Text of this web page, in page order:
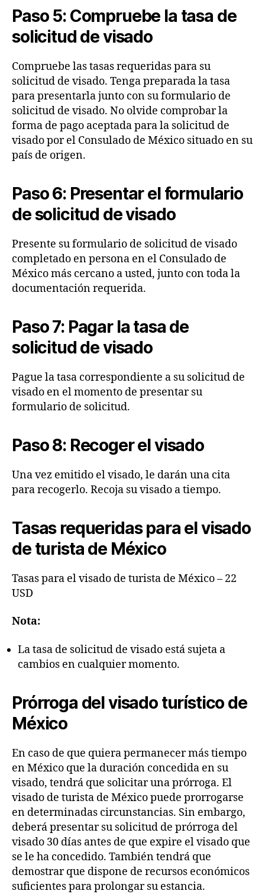
Paso 5: Compruebe la tasa de
solicitud de visado
Compruebe las tasas requeridas para su
solicitud de visado. Tenga preparada la tasa
para presentarla junto con su formulario de
solicitud de visado. No olvide comprobar la
forma de pago aceptada para la solicitud de
visado por el Consulado de México situado en su
país de origen.
Paso 6: Presentar el formulario
de solicitud de visado
Presente su formulario de solicitud de visado
completado en persona en el Consulado de
México más cercano a usted, junto con toda la
documentación requerida.
Paso 7: Pagar la tasa de
solicitud de visado
Pague la tasa correspondiente a su solicitud de
visado en el momento de presentar su
formulario de solicitud.
Paso 8: Recoger el visado
Una vez emitido el visado, le darán una cita
para recogerlo. Recoja su visado a tiempo.
Tasas requeridas para el visado
de turista de México
Tasas para el visado de turista de México – 22
USD
Nota:
La tasa de solicitud de visado está sujeta a
cambios en cualquier momento.
Prórroga del visado turístico de
México
En caso de que quiera permanecer más tiempo
en México que la duración concedida en su
visado, tendrá que solicitar una prórroga. El
visado de turista de México puede prorrogarse
en determinadas circunstancias. Sin embargo,
deberá presentar su solicitud de prórroga del
visado 30 días antes de que expire el visado que
se le ha concedido. También tendrá que
demostrar que dispone de recursos económicos
suficientes para prolongar su estancia.